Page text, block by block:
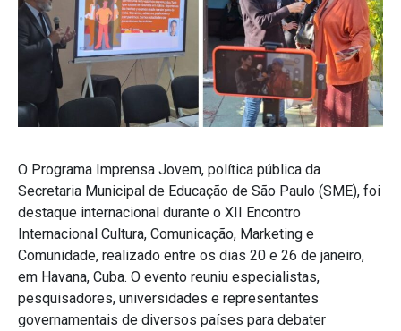
O Programa Imprensa Jovem, política pública da
Secretaria Municipal de Educação de São Paulo (SME), foi
destaque internacional durante o XII Encontro
Internacional Cultura, Comunicação, Marketing e
Comunidade, realizado entre os dias 20 e 26 de janeiro,
em Havana, Cuba. O evento reuniu especialistas,
pesquisadores, universidades e representantes
governamentais de diversos países para debater